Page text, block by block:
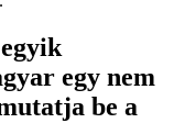
egy nem
be a